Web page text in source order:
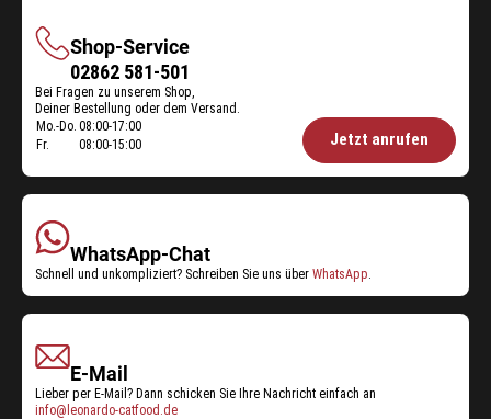
Shop-Service
Shop-
Service
02862 581-501
Bei Fragen zu unserem Shop,
Deiner Bestellung oder dem Versand.
Öffnungszeiten
Mo.-Do. 08:00-17:00
Fr.
08:00-15:00 Jetzt anrufen
WhatsApp-Chat
Schnell und unkompliziert? Schreiben Sie uns über WhatsApp.
E-Mail
Lieber per E-Mail? Dann schicken Sie Ihre Nachricht einfach an
info@leonardo-catfood.de